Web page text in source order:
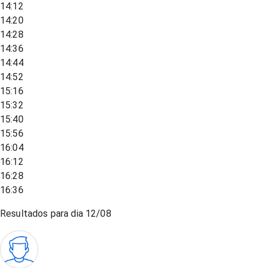
14:12
14:20
14:28
14:36
14:44
14:52
15:16
15:32
15:40
15:56
16:04
16:12
16:28
16:36
Resultados para dia 12/08